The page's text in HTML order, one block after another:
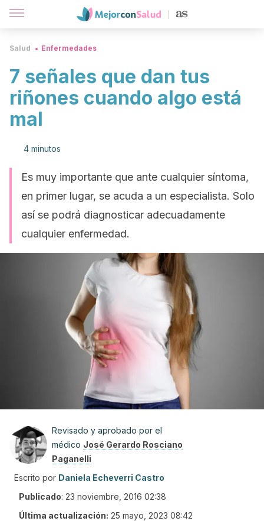
Salud Enfermedades
7 señales que dan tus
riñones cuando algo está
mal
4 minutos
Es muy importante que ante cualquier síntoma,
en primer lugar, se acuda a un especialista. Solo
así se podrá diagnosticar adecuadamente
cualquier enfermedad.
Revisado y aprobado por el
médico José Gerardo Rosciano
Paganelli
Escrito por Daniela Echeverri Castro
Publicado: 23 noviembre, 2016 02:38
Última actualización: 25 mayo, 2023 08:42